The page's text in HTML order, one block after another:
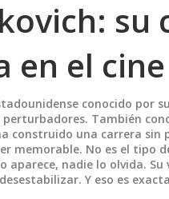
en el
conocido por
perturbadores. También
construido una carrera
memorable. No es el tipo
aparece, nadie lo olvida.
Y eso es